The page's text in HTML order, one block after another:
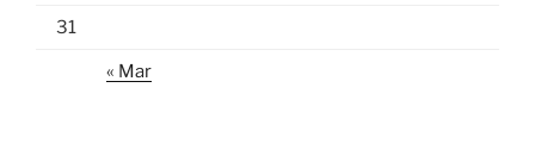
31
« Mar